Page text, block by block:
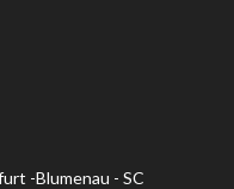
-Blumenau - SC